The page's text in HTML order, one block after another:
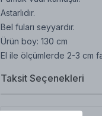
Astarlıdır.
Bel fuları seyyardır.
Ürün boy: 130 cm
El ile ölçümlerde 2-3 cm
Taksit Seçenekleri